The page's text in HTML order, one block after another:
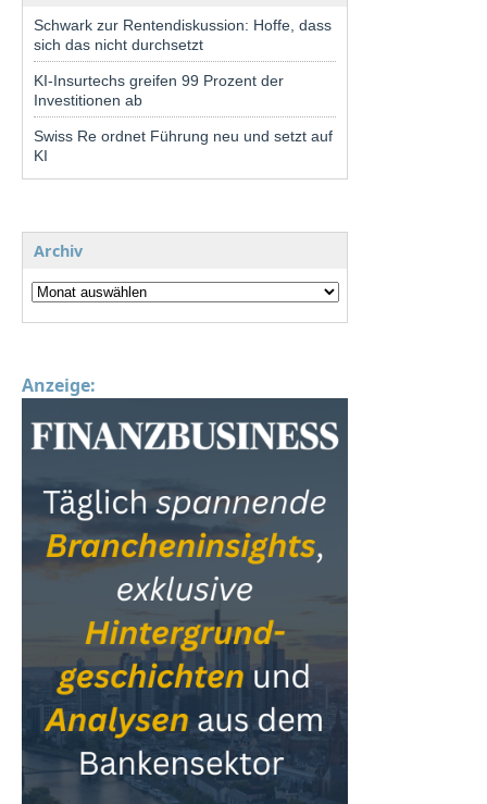
Schwark zur Rentendiskussion: Hoffe, dass
sich das nicht durchsetzt
KI-Insurtechs greifen 99 Prozent der
Investitionen ab
Swiss Re ordnet Führung neu und setzt auf
KI
Archiv
Anzeige: